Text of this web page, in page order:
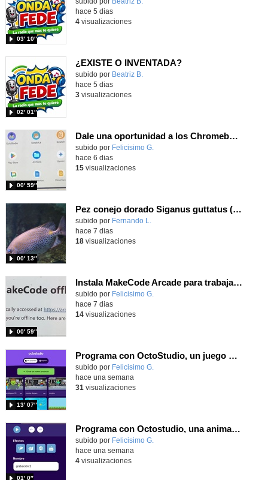
03′ 10″
hace 5 dias
4visualizaciones
¿EXISTE O INVENTADA?
Contenido educativo.
subido por Beatriz B.
02′ 01″
hace 5 dias
3visualizaciones
Dale una oportunidad a los Chromebooks y utiliza un proyector para realizar talleres si no tienes pantallas táctiles
Contenido educativo.
subido por Felicisimo G.
00′ 59″
hace 6 dias
15visualizaciones
Pez conejo dorado Siganus guttatus (Bloch, 1786)
Contenido educativo.
subido por Fernando L.
00′ 13″
hace 7 dias
18visualizaciones
Instala MakeCode Arcade para trabajar offline en tu tablet, ordenador, Chromebook
Contenido educativo.
subido por Felicisimo G.
00′ 59″
hace 7 dias
14visualizaciones
Programa con OctoStudio, un juego de disparos contra Zombies con un cargador basado en el House of the dead
Contenido educativo.
subido por Felicisimo G.
13′ 07″
hace una semana
31 visualizaciones
Programa con Octostudio, una animación utilizando la cámara para una foto y audio y texto para comunicar.
Contenido educativo.
subido por Felicisimo G.
01′ 0″
hace una semana
4visualizaciones